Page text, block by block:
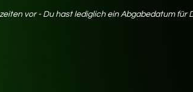
vor - Du hast lediglich ein Abgabedatum für